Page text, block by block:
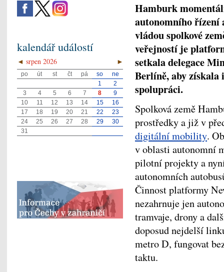
Hamburk
autonomního řízení
vládou spolkové
veřejností je
setkala delegace
Berlíně, aby
spolupráci.
Spolková země
prostředky a již v
digitální mobility.
v oblasti autonomní
pilotní projekty a
autonomních
Činnost platformy
nezahrnuje jen
tramvaje, drony a
doposud nejdelší
metro D, fungovat
taktu.
kalendář událostí
◄ ►
srpen 2026
po út st čt pá so
ne
1
2
3
4 5 6 7 8
9
10
11 12 13 14 15
16
17
18 19 20 21 22
23
24
25 26 27 28 29
30
31